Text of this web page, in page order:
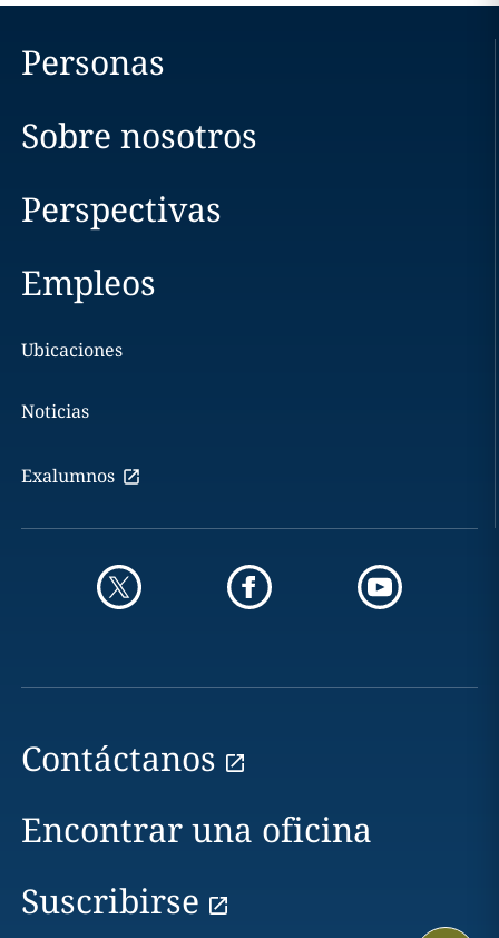
Personas
Sobre nosotros
Perspectivas
Empleos
Ubicaciones
Noticias
Exalumnos
Contáctanos
Encontrar una oficina
Suscribirse